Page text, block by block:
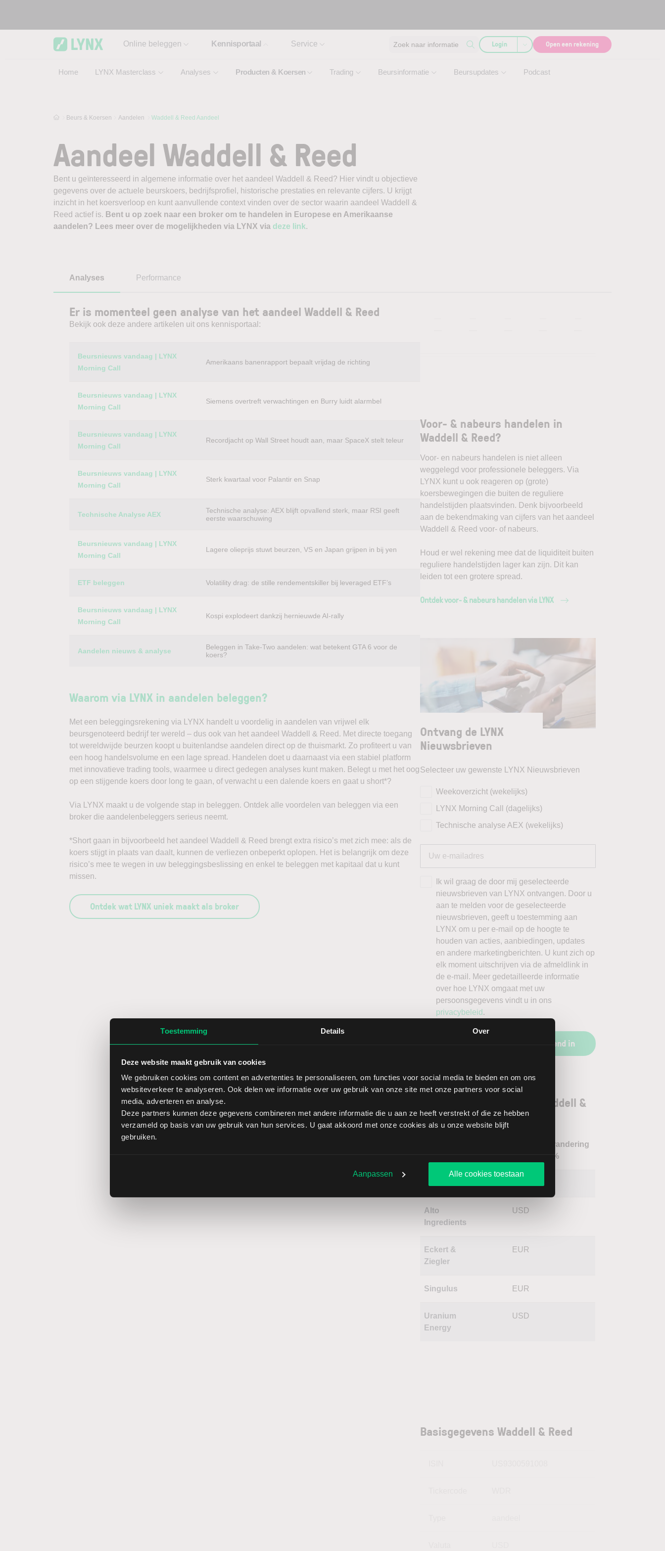
Toestemming Details Over
Deze website maakt gebruik van cookies
We gebruiken cookies om content en advertenties te personaliseren, om functies voor social media te bieden en om ons
websiteverkeer te analyseren. Ook delen we informatie over uw gebruik van onze site met onze partners voor social
media, adverteren en analyse.
Deze partners kunnen deze gegevens combineren met andere informatie die u aan ze heeft verstrekt of die ze hebben
verzameld op basis van uw gebruik van hun services. U gaat akkoord met onze cookies als u onze website blijft
gebruiken.
Aanpassen Alle cookies toestaan
Online beleggen Kennisportaal
Home LYNX Masterclass Analyses Producten & Koersen Trading Beursinformatie Beursupdates Podcast
Service Zoek naar informatie Login Open een rekening
Beurs & Koersen Aandelen Waddell & Reed Aandeel
Aandeel Waddell & Reed
Bent u geïnteresseerd in algemene informatie over het aandeel Waddell & Reed? Hier vindt u objectieve
gegevens over de actuele beurskoers, bedrijfsprofiel, historische prestaties en relevante cijfers. U krijgt
inzicht in het koersverloop en kunt aanvullende context vinden over de sector waarin aandeel Waddell &
Reed actief is. Bent u op zoek naar een broker om te handelen in Europese en Amerikaanse
aandelen? Lees meer over de mogelijkheden via LYNX via deze link.
Analyses Performance
Er is momenteel geen analyse van het aandeel Waddell & Reed
Bekijk ook deze andere artikelen uit ons kennisportaal:
Category Titel
Beursnieuws vandaag | LYNX
Morning Call
Amerikaans banenrapport bepaalt vrijdag de richting
Beursnieuws vandaag | LYNX
Morning Call
Siemens overtreft verwachtingen en Burry luidt alarmbel
Beursnieuws vandaag | LYNX
Morning Call
Recordjacht op Wall Street houdt aan, maar SpaceX stelt teleur
Beursnieuws vandaag | LYNX
Morning Call
Sterk kwartaal voor Palantir en Snap
Technische Analyse AEX
Technische analyse: AEX blijft opvallend sterk, maar RSI geeft
eerste waarschuwing
Beursnieuws vandaag | LYNX
Morning Call
Lagere olieprijs stuwt beurzen, VS en Japan grijpen in bij yen
ETF beleggen Volatility drag: de stille rendementskiller bij leveraged ETF’s
Beursnieuws vandaag | LYNX
Morning Call
Kospi explodeert dankzij hernieuwde AI-rally
Aandelen nieuws & analyse
Beleggen in Take-Two aandelen: wat betekent GTA 6 voor de
koers?
Waarom via LYNX in aandelen beleggen?
Met een beleggingsrekening via LYNX handelt u voordelig in aandelen van vrijwel elk
beursgenoteerd bedrijf ter wereld – dus ook van het aandeel Waddell & Reed. Met directe toegang
tot wereldwijde beurzen koopt u buitenlandse aandelen direct op de thuismarkt. Zo profiteert u van
een hoog handelsvolume en een lage spread. Handelen doet u daarnaast via een stabiel platform
met innovatieve trading tools, waarmee u direct gedegen analyses kunt maken. Belegt u met het oog
op een stijgende koers door long te gaan, of verwacht u een dalende koers en gaat u short*?
Via LYNX maakt u de volgende stap in beleggen. Ontdek alle voordelen van beleggen via een
broker die aandelenbeleggers serieus neemt.
*Short gaan in bijvoorbeeld het aandeel Waddell & Reed brengt extra risico’s met zich mee: als de
koers stijgt in plaats van daalt, kunnen de verliezen onbeperkt oplopen. Het is belangrijk om deze
risico’s mee te wegen in uw beleggingsbeslissing en enkel te beleggen met kapitaal dat u kunt
missen.
Ontdek wat LYNX uniek maakt als broker
Voor- & nabeurs handelen in
Waddell & Reed?
Voor- en nabeurs handelen is niet alleen
weggelegd voor professionele beleggers. Via
LYNX kunt u ook reageren op (grote)
koersbewegingen die buiten de reguliere
handelstijden plaatsvinden. Denk bijvoorbeeld
aan de bekendmaking van cijfers van het aandeel
Waddell & Reed voor- of nabeurs.
Houd er wel rekening mee dat de liquiditeit buiten
reguliere handelstijden lager kan zijn. Dit kan
leiden tot een grotere spread.
Ontdek voor- & nabeurs handelen via LYNX
Ontvang de LYNX
Nieuwsbrieven
Selecteer uw gewenste LYNX Nieuwsbrieven
Weekoverzicht (wekelijks)
LYNX Morning Call (dagelijks)
Technische analyse AEX (wekelijks)
Ik wil graag de door mij geselecteerde
nieuwsbrieven van LYNX ontvangen. Door u
aan te melden voor de geselecteerde
nieuwsbrieven, geeft u toestemming aan
LYNX om u per e-mail op de hoogte te
houden van acties, aanbiedingen, updates
en andere marketingberichten. U kunt zich op
elk moment uitschrijven via de afmeldlink in
de e-mail. Meer gedetailleerde informatie
over hoe LYNX omgaat met uw
persoonsgegevens vindt u in ons
privacybeleid .
Schrijf u vrijblijvend in
Sectorgenoten aandeel Waddell &
Reed
Verandering
in %
Alto
Ingredients
USD
Eckert &
Ziegler
EUR
Singulus EUR
Uranium
Energy
USD
Basisgegevens Waddell & Reed